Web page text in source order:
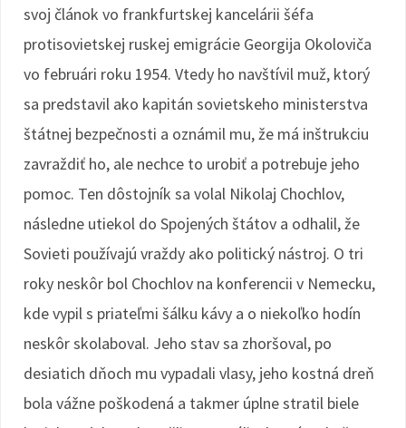
svoj článok vo frankfurtskej kancelárii šéfa
protisovietskej ruskej emigrácie Georgija Okoloviča
vo februári roku 1954. Vtedy ho navštívil muž, ktorý
sa predstavil ako kapitán sovietskeho ministerstva
štátnej bezpečnosti a oznámil mu, že má inštrukciu
zavraždiť ho, ale nechce to urobiť a potrebuje jeho
pomoc. Ten dôstojník sa volal Nikolaj Chochlov,
následne utiekol do Spojených štátov a odhalil, že
Sovieti používajú vraždy ako politický nástroj. O tri
roky neskôr bol Chochlov na konferencii v Nemecku,
kde vypil s priateľmi šálku kávy a o niekoľko hodín
neskôr skolaboval. Jeho stav sa zhoršoval, po
desiatich dňoch mu vypadali vlasy, jeho kostná dreň
bola vážne poškodená a takmer úplne stratil biele